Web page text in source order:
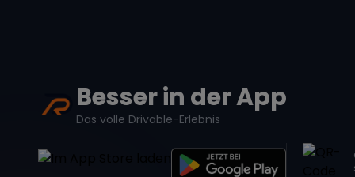
Besser in der App
Das volle Drivable-Erlebnis